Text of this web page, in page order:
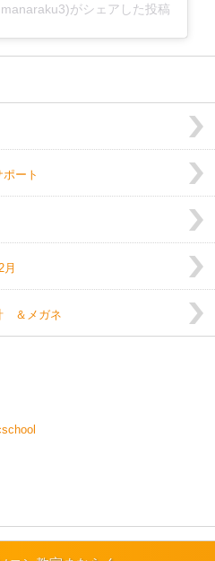
がシェアした投稿
ート
＆メガネ